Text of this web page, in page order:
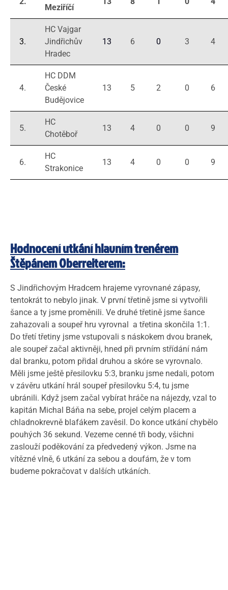
Meziříčí
3.
HC Vajgar
Jindřichův
Hradec
13 6 0 3 4
4.
HC DDM
České
Budějovice
13 5 2 0 6
5.
HC
Chotěboř
13 4 0 0 9
6.
HC
Strakonice
13 4 0 0 9
Hodnocení utkání hlavním trenérem
Štěpánem Oberreiterem:
S Jindřichovým Hradcem hrajeme vyrovnané zápasy,
tentokrát to nebylo jinak. V první třetině jsme si vytvořili
šance a ty jsme proměnili. Ve druhé třetině jsme šance
zahazovali a soupeř hru vyrovnal a třetina skončila 1:1.
Do třetí třetiny jsme vstupovali s náskokem dvou branek,
ale soupeř začal aktivněji, hned při prvním střídání nám
dal branku, potom přidal druhou a skóre se vyrovnalo.
Měli jsme ještě přesilovku 5:3, branku jsme nedali, potom
v závěru utkání hrál soupeř přesilovku 5:4, tu jsme
ubránili. Když jsem začal vybírat hráče na nájezdy, vzal to
kapitán Michal Báňa na sebe, projel celým placem a
chladnokrevně blafákem zavěsil. Do konce utkání chybělo
pouhých 36 sekund. Vezeme cenné tři body, všichni
zaslouží poděkování za předvedený výkon. Jsme na
vítězné vlně, 6 utkání za sebou a doufám, že v tom
budeme pokračovat v dalších utkáních.